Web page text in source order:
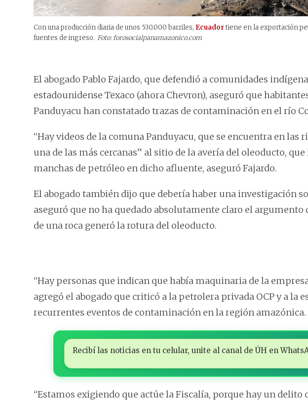
Con una producción diaria de unos 530.000 barriles, Ecuador tiene en la exportación
fuentes de ingreso. Foto: forosocialpanamazonico.com
El abogado Pablo Fajardo, que defendió a comunidades
estadounidense Texaco (ahora Chevron), aseguró que
Panduyacu han constatado trazas de contaminación en el río
“Hay videos de la comuna Panduyacu, que se encuentra en las
una de las más cercanas” al sitio de la avería del oleoducto,
manchas de petróleo en dicho afluente, aseguró Fajardo.
El abogado también dijo que debería haber una investigación
aseguró que no ha quedado absolutamente claro el
de una roca generó la rotura del oleoducto.
“Hay personas que indican que había maquinaria de la
agregó el abogado que criticó a la petrolera privada OCP y a la
recurrentes eventos de contaminación en la región amazónica.
Recibí las noticias en tu celular, unite al canal de ÚH en
“Estamos exigiendo que actúe la Fiscalía, porque hay un delito